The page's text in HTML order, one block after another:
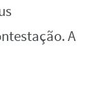
A